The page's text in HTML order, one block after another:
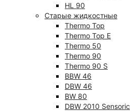
HL 90
Старые жидкостные
Thermo Top
Thermo Top E
Thermo 50
Thermo 90
Thermo 90 S
BBW 46
DBW 46
BW 80
DBW 2010 Sensoric